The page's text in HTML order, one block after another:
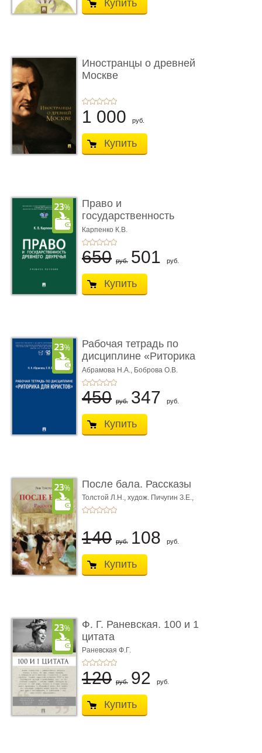
Купить
Иностранцы о древней
Москве
1 000 руб.
Купить
Право и
государственность
Древнего Двуречья. �
...
Карпенко К.В.
650 руб. 501 руб.
Купить
Рабочая тетрадь по
дисциплине «Риторика
для ю� ...
Абрамова Н.А., Боброва О.В.
450 руб. 347 руб.
Купить
После бала. Рассказы
Толстой Л.Н., худож. Пичугин З.Е.,
худож. Лебедев А.И.,
140 руб. 108 руб.
Купить
Ф. Г. Раневская. 100 и 1
цитата
Раневская Ф.Г.
120 руб. 92 руб.
Купить